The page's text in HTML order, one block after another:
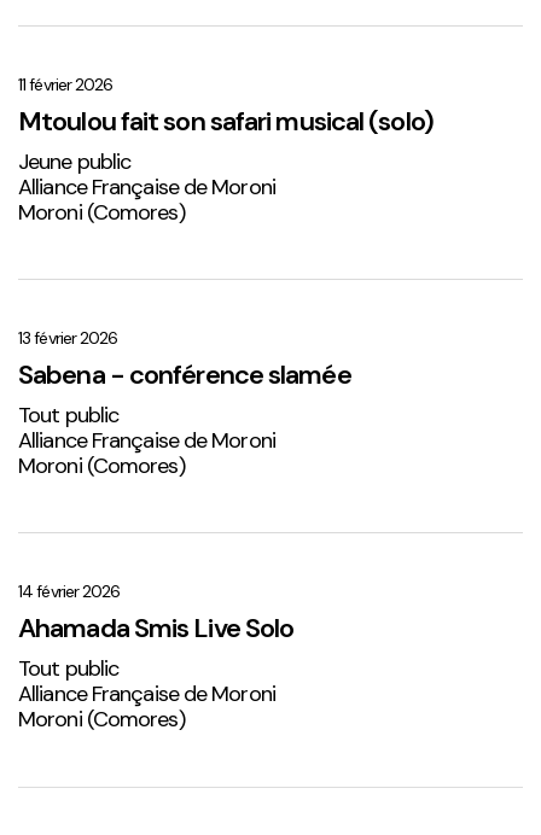
son
safari
musical
(solo)
11 février 2026
Mtoulou fait son safari musical (solo)
Jeune public
Alliance Française de Moroni
Moroni (Comores)
conférence
slamée
13 février 2026
Sabena - conférence slamée
Tout public
Alliance Française de Moroni
Moroni (Comores)
Live
Solo
2
14 février 2026
Ahamada Smis Live Solo
Tout public
Alliance Française de Moroni
Moroni (Comores)